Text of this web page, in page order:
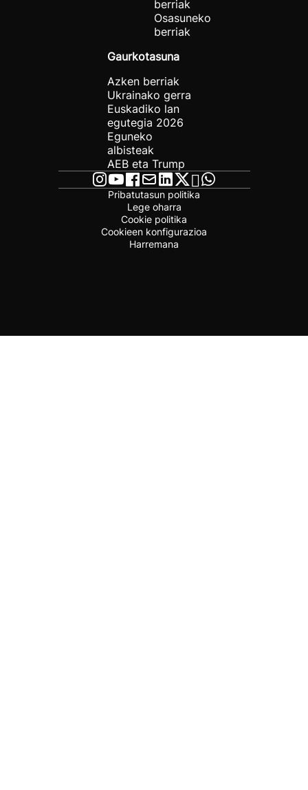
berriak
Osasuneko
berriak
Gaurkotasuna
Azken berriak
Ukrainako gerra
Euskadiko lan
egutegia 2026
Eguneko
albisteak
AEB eta Trump
Pribatutasun politika
Lege oharra
Cookie politika
Cookieen konfigurazioa
Harremana